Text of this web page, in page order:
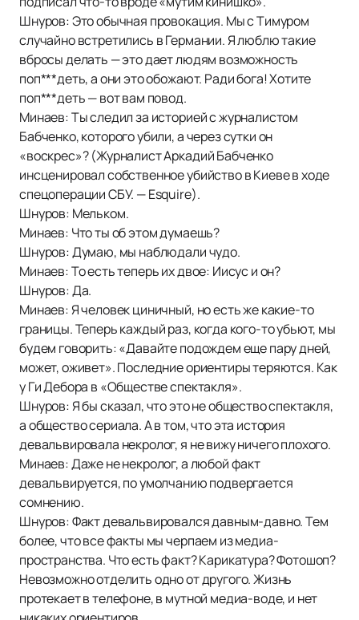
Шнуров: Это обычная провокация. Мы с Тимуром
случайно встретились в Германии. Я люблю такие
вбросы делать — это дает людям возможность
поп***деть, а они это обожают. Ради бога! Хотите
поп***деть — вот вам повод.
Минаев: Ты следил за историей с журналистом
Бабченко, которого убили, а через сутки он
«воскрес»? (Журналист Аркадий Бабченко
инсценировал собственное убийство в Киеве в ходе
спецоперации СБУ. — Esquire).
Шнуров: Мельком.
Минаев: Что ты об этом думаешь?
Шнуров: Думаю, мы наблюдали чудо.
Минаев: То есть теперь их двое: Иисус и он?
Шнуров: Да.
Минаев: Я человек циничный, но есть же какие-то
границы. Теперь каждый раз, когда кого-то убьют, мы
будем говорить: «Давайте подождем еще пару дней,
может, оживет». Последние ориентиры теряются. Как
у Ги Дебора в «Обществе спектакля».
Шнуров: Я бы сказал, что это не общество спектакля,
а общество сериала. А в том, что эта история
девальвировала некролог, я не вижу ничего плохого.
Минаев: Даже не некролог, а любой факт
девальвируется, по умолчанию подвергается
сомнению.
Шнуров: Факт девальвировался давным-давно. Тем
более, что все факты мы черпаем из медиа-
пространства. Что есть факт? Карикатура? Фотошоп?
Невозможно отделить одно от другого. Жизнь
протекает в телефоне, в мутной медиа-воде, и нет